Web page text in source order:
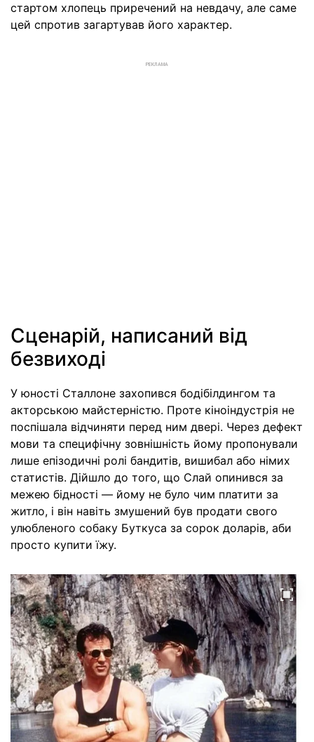
стартом хлопець приречений на невдачу, але саме
цей спротив загартував його характер.
РЕКЛАМА
Сценарій, написаний від
безвиході
У юності Сталлоне захопився бодібілдингом та
акторською майстерністю. Проте кіноіндустрія не
поспішала відчиняти перед ним двері. Через дефект
мови та специфічну зовнішність йому пропонували
лише епізодичні ролі бандитів, вишибал або німих
статистів. Дійшло до того, що Слай опинився за
межею бідності — йому не було чим платити за
житло, і він навіть змушений був продати свого
улюбленого собаку Буткуса за сорок доларів, аби
просто купити їжу.